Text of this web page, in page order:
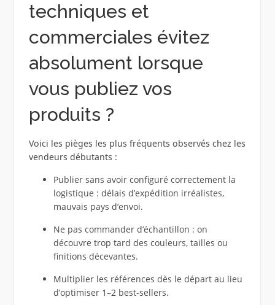
techniques et
commerciales évitez
absolument lorsque
vous publiez vos
produits ?
Voici les pièges les plus fréquents observés chez les
vendeurs débutants :
Publier sans avoir configuré correctement la
logistique : délais d’expédition irréalistes,
mauvais pays d’envoi.
Ne pas commander d’échantillon : on
découvre trop tard des couleurs, tailles ou
finitions décevantes.
Multiplier les références dès le départ au lieu
d’optimiser 1–2 best-sellers.